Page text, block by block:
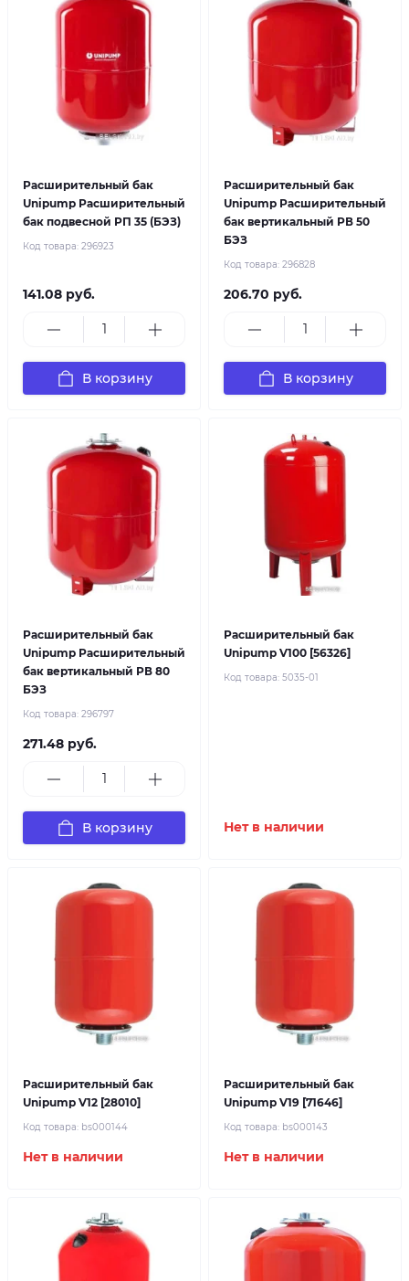
Расширительный бак
Unipump Расширительный
бак подвесной РП 35 (БЭЗ)
Код товара: 296923
141.08 руб.
В корзину
Расширительный бак
Unipump Расширительный
бак вертикальный РВ 50
БЭЗ
Код товара: 296828
206.70 руб.
В корзину
Расширительный бак
Unipump Расширительный
бак вертикальный РВ 80
БЭЗ
Код товара: 296797
271.48 руб.
В корзину
Расширительный бак
Unipump V100 [56326]
Код товара: 5035-01
Нет в наличии
Расширительный бак
Unipump V12 [28010]
Код товара: bs000144
Нет в наличии
Расширительный бак
Unipump V19 [71646]
Код товара: bs000143
Нет в наличии